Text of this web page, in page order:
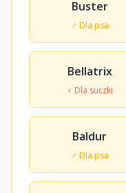
Buster
♂ Dla psa
Bellatrix
♀ Dla suczki
Baldur
♂ Dla psa